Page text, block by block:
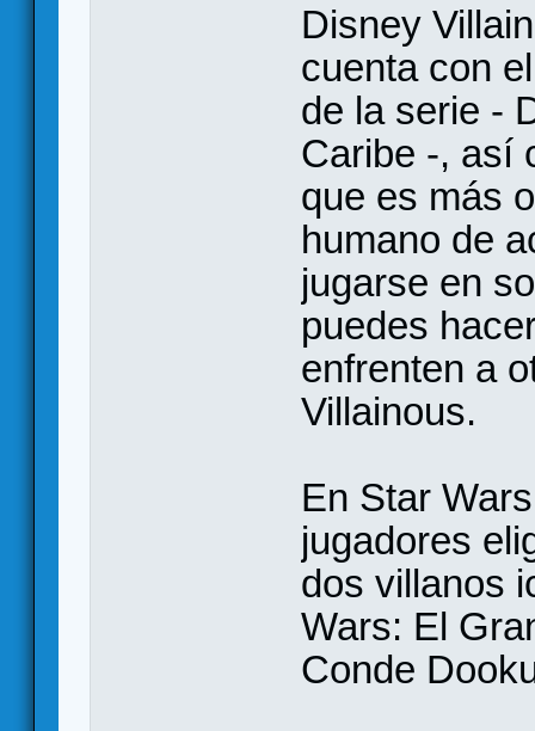
Disney
cuenta con
de la serie -
Caribe -, así
que es más
humano de
jugarse en
puedes
enfrenten a
Villainous.
En Star
jugadores
dos villanos
Wars: El
Conde